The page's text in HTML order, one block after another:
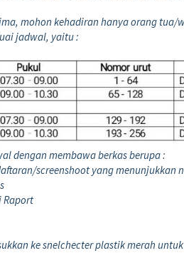
mohon kehadiran hanya orang tua/
jadwal, yaitu :
dengan membawa berkas berupa :
screenshoot yang menunjukkan
Raport
ke snelchecter plastik merah